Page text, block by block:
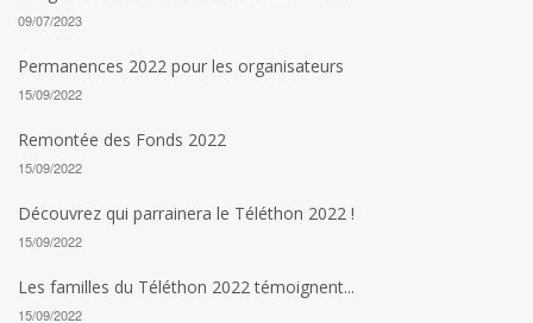
09/07/2023
Permanences 2022 pour les organisateurs
15/09/2022
Remontée des Fonds 2022
15/09/2022
Découvrez qui parrainera le Téléthon 2022 !
15/09/2022
Les familles du Téléthon 2022 témoignent...
15/09/2022